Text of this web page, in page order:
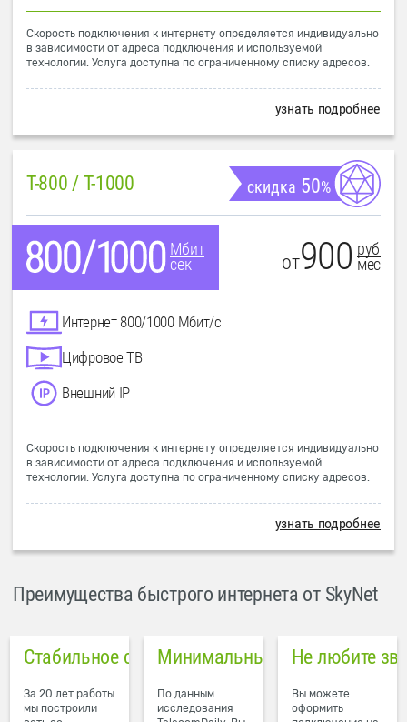
Скорость подключения к интернету определяется индивидуально
в зависимости от адреса подключения и используемой
технологии. Услуга доступна по ограниченному списку адресов.
узнать подробнее
T-800 / T-1000 скидка 50%
Мбит
сек
от900 руб
мес
Интернет 800/1000 Мбит/с
Цифровое ТВ
Внешний IP
Скорость подключения к интернету определяется индивидуально
в зависимости от адреса подключения и используемой
технологии. Услуга доступна по ограниченному списку адресов.
узнать подробнее
Преимущества быстрого интернета от SkyNet
Стабильное соединение
За 20 лет работы
мы построили
Минимальный пинг в городе
По данным
исследования
Не любите
Вы можете
оформить